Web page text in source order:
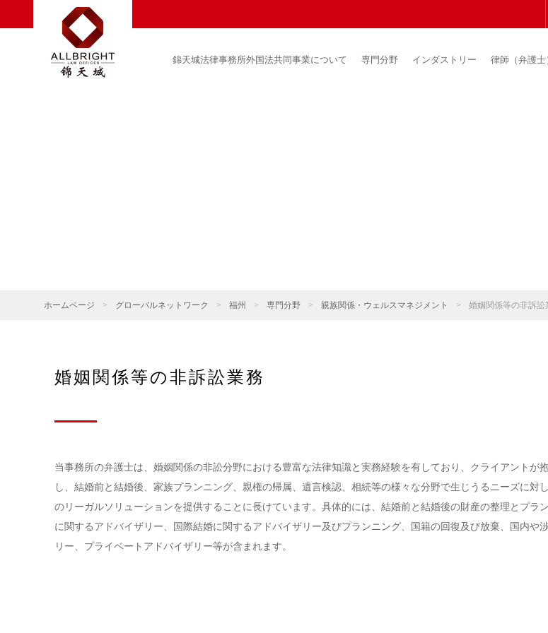
錦天城法律事務所外国法共同事業について 専門分野 インダストリー 律師（弁護
ホームページ > グローバルネットワーク > 福州 > 専門分野 > 親族関係・ウェルスマネジメント > 婚姻関係等の非訴訟
婚姻関係等の非訴訟業務
当事務所の弁護士は、婚姻関係の非訟分野における豊富な法律知識と実務経験を有しており、クライアントが
し、結婚前と結婚後、家族プランニング、親権の帰属、遺言検認、相続等の様々な分野で生じうるニーズに対
のリーガルソリューションを提供することに長けています。具体的には、結婚前と結婚後の財産の整理とプラ
に関するアドバイザリー、国際結婚に関するアドバイザリー及びプランニング、国籍の回復及び放棄、国内や
リー、プライベートアドバイザリー等が含まれます。